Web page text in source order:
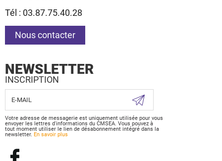
Tél : 03.87.75.40.28
Nous contacter
NEWSLETTER
INSCRIPTION
Votre adresse de messagerie est uniquement utilisée pour vous
envoyer les lettres d'informations du CMSEA. Vous pouvez à
tout moment utiliser le lien de désabonnement intégré dans la
newsletter. En savoir plus